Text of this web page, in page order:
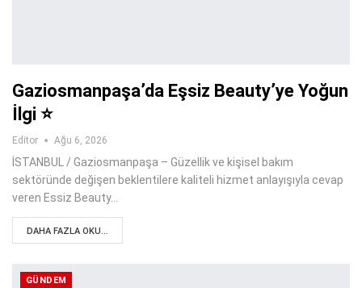
Gaziosmanpaşa’da Eşsiz Beauty’ye Yoğun
İlgi ⭐
Editor Ağu 6, 2026
İSTANBUL / Gaziosmanpaşa – Güzellik ve kişisel bakım
sektöründe değişen beklentilere kaliteli hizmet anlayışıyla cevap
veren Essiz Beauty…
DAHA FAZLA OKU...
GÜNDEM